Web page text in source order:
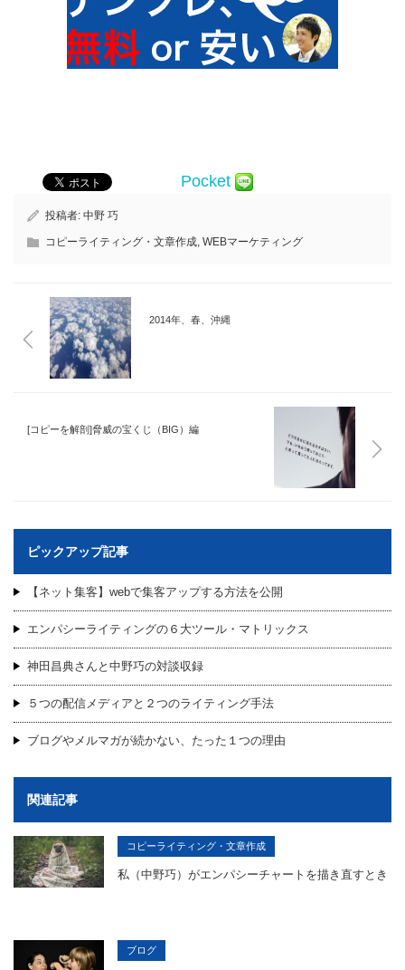
Pocket
投稿者: 中野 巧
コピーライティング・文章作成, WEBマーケティング
2014年、春、沖縄
[コピーを解剖]脅威の宝くじ（BIG）編
ピックアップ記事
【ネット集客】webで集客アップする方法を公開
エンパシーライティングの６大ツール・マトリックス
神田昌典さんと中野巧の対談収録
５つの配信メディアと２つのライティング手法
ブログやメルマガが続かない、たった１つの理由
関連記事
コピーライティング・文章作成
私（中野巧）がエンパシーチャートを描き直すとき
ブログ